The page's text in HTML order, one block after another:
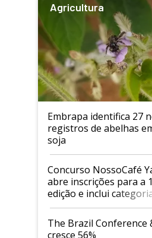
Agricultura
Embrapa identifica 27
registros de abelhas
soja
Concurso NossoCafé
abre inscrições para a
edição e inclui
cafés Canephora
The Brazil Conference
cresce 56%